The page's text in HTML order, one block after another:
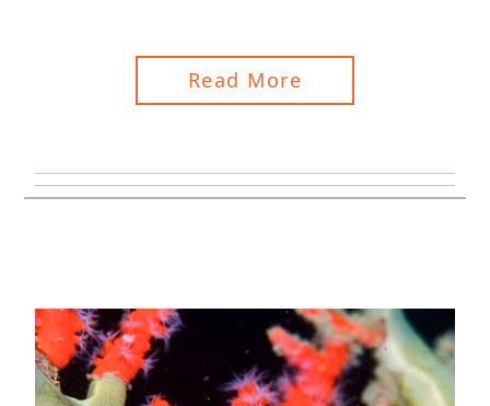
Read More